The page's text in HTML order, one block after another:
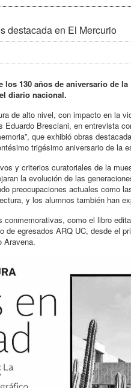
destacada en El Mercurio
130 años de aniversario de
diario nacional.
de alto nivel, con impacto en la
Eduardo Bresciani, en entrevista
que exhibió obras
trigésimo aniversario de la
y criterios curatoriales de la
la evolución de las
preocupaciones actuales como
y los alumnos también han
conmemorativas, como el libro
egresados ARQ UC, desde el
Aravena.